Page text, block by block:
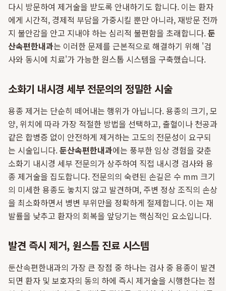
다시 방문하여 제거술을 받도록 안내하기도 합니다. 이는 환자
에게 시간적, 경제적 부담을 가중시킬 뿐만 아니라, 재방문 전까
지 불안감을 안고 지내야 하는 심리적 불편함을 초래합니다.둔
산속편한내과는 이러한 문제를 근본적으로 해결하기 위해 '검
사와 동시에 치료'가 가능한 원스톱 시스템을 구축했습니다.
소화기 내시경 세부 전문의의 정밀한 시술
용종 제거는 단순히 떼어내는 행위가 아닙니다. 용종의 크기, 모
양, 위치에 따라 가장 적절한 방법을 선택하고, 출혈이나 천공과
같은 합병증 없이 안전하게 제거하는 고도의 전문성이 요구되
는 시술입니다.둔산속편한내과에는 풍부한 임상 경험을 갖춘
소화기 내시경 세부 전문의가 상주하여 직접 내시경 검사와 용
종 제거술을 집도합니다. 전문의의 숙련된 손길은 수 mm 크기
의 미세한 용종도 놓치지 않고 발견하며, 주변 정상 조직의 손상
을 최소화하면서 병변 부위만을 정확하게 절제합니다. 이는 재
발률을 낮추고 환자의 회복을 앞당기는 핵심적인 요소입니다.
발견 즉시 제거, 원스톱 진료 시스템
둔산속편한내과의 가장 큰 장점 중 하나는 검사 중 용종이 발견
되면 환자 및 보호자의 동의 하에 즉시 제거술을 시행한다는 점